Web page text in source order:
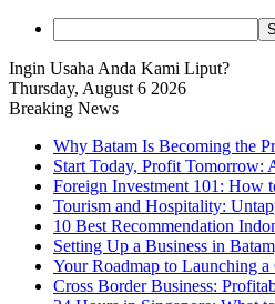
Ingin Usaha Anda Kami Liput?
Thursday, August 6 2026
Breaking News
Why Batam Is Becoming the
Start Today, Profit Tomorrow:
Foreign Investment 101: How
Tourism and Hospitality:
10 Best Recommendation
Setting Up a Business in
Your Roadmap to Launching a
Cross Border Business: